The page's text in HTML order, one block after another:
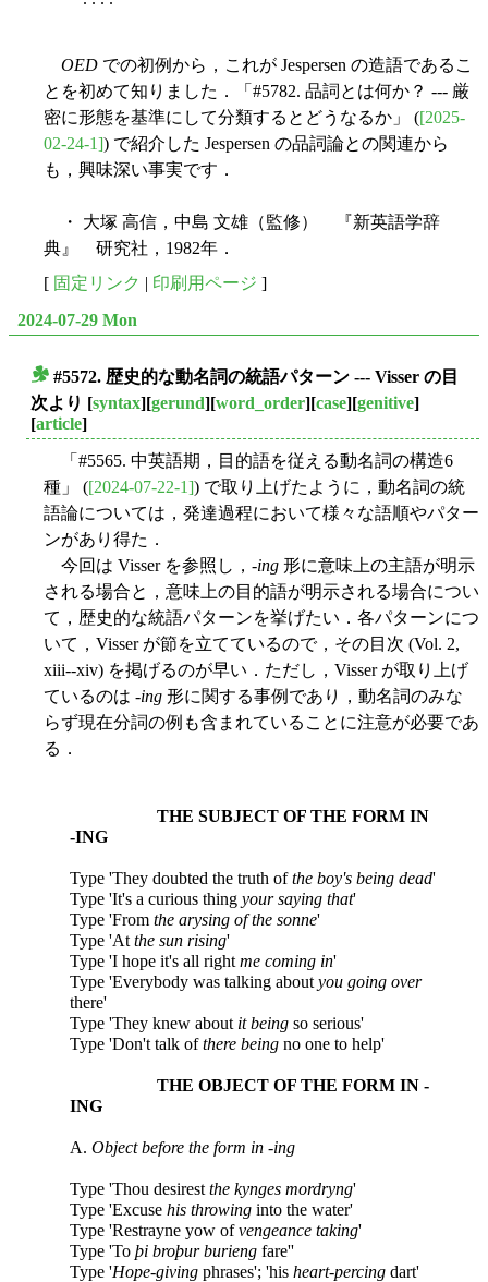
OED での初例から，これが Jespersen の造語であるこ
とを初めて知りました．「#5782. 品詞とは何か？ --- 厳
密に形態を基準にして分類するとどうなるか」 ([2025-
02-24-1]) で紹介した Jespersen の品詞論との関連から
も，興味深い事実です．
・ 大塚 高信，中島 文雄（監修） 『新英語学辞
典』 研究社，1982年．
[ 固定リンク | 印刷用ページ ]
2024-07-29 Mon
#5572. 歴史的な動名詞の統語パターン --- Visser の目
次より [syntax][gerund][word_order][case][genitive]
[article]
「#5565. 中英語期，目的語を従える動名詞の構造6
種」 ([2024-07-22-1]) で取り上げたように，動名詞の統
語論については，発達過程において様々な語順やパター
ンがあり得た．
今回は Visser を参照し，-ing 形に意味上の主語が明示
される場合と，意味上の目的語が明示される場合につい
て，歴史的な統語パターンを挙げたい．各パターンにつ
いて，Visser が節を立てているので，その目次 (Vol. 2,
xiii--xiv) を掲げるのが早い．ただし，Visser が取り上げ
ているのは -ing 形に関する事例であり，動名詞のみな
らず現在分詞の例も含まれていることに注意が必要であ
る．
THE SUBJECT OF THE FORM IN
-ING
Type 'They doubted the truth ofthe boy's being dead'
Type 'It's a curious thing your saying that'
Type 'From the arysing of the sonne'
Type 'At the sun rising'
Type 'I hope it's all right me coming in'
Type 'Everybody was talking about you going over
there'
Type 'They knew about it being so serious'
Type 'Don't talk ofthere being no one to help'
THE OBJECT OF THE FORM IN -
ING
A. Object before the form in -ing
Type 'Thou desirest the kynges mordryng'
Type 'Excuse his throwing into the water'
Type 'Restrayne yow ofvengeance taking'
Type 'To þi broþur burieng fare''
Type 'Hope-giving phrases'; 'his heart-percing dart'